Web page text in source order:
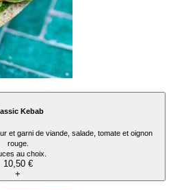
Kebab
et garni de viande, salade, tomate et oignon
rouge.
au choix.
10,50 €
+